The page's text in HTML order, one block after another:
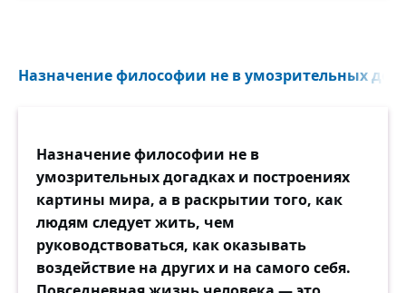
Назначение философии не в умозрительных
Назначение философии не в
умозрительных догадках и построениях
картины мира, а в раскрытии того, как
людям следует жить, чем
руководствоваться, как оказывать
воздействие на других и на самого себя.